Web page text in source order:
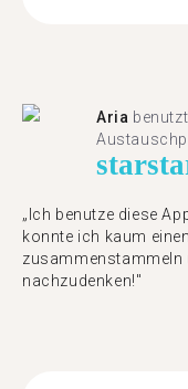
Aria
star
„Ich benutze diese
konnte ich kaum
zusammenstammeln
nachzudenken!"